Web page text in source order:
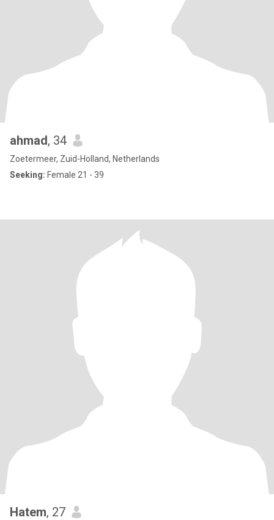
ahmad, 34
Zoetermeer, Zuid-Holland, Netherlands
Seeking: Female 21 - 39
Hatem, 27